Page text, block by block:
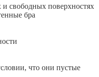
свободных поверхностях
бра
что они пустые